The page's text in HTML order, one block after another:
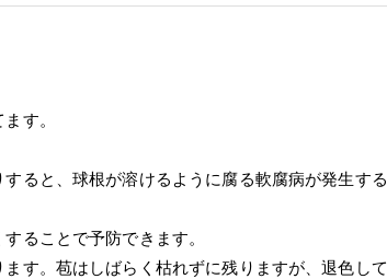
す。
ると、球根が溶けるように腐る軟腐病が発生する
ることで予防できます。
す。苞はしばらく枯れずに残りますが、退色して